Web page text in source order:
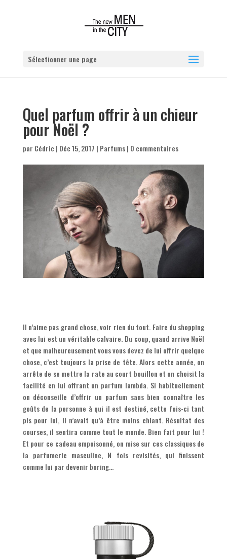
Sélectionner une page
Quel parfum offrir à un chieur
pour Noël ?
par Cédric | Déc 15, 2017 | Parfums| 0 commentaires
Il n’aime pas grand chose, voir rien du tout. Faire du shopping
avec lui est un véritable calvaire. Du coup, quand arrive Noël
et que malheureusement vous vous devez de lui offrir quelque
chose, c’est toujours la prise de tête. Alors cette année, on
arrête de se mettre la rate au court bouillon et on choisit la
facilité en lui offrant un parfum lambda. Si habituellement
on déconseille d’offrir un parfum sans bien connaître les
goûts de la personne à qui il est destiné, cette fois-ci tant
pis pour lui, il n’avait qu’à être moins chiant. Résultat des
courses, il sentira comme tout le monde. Bien fait pour lui !
Et pour ce cadeau empoisonné, on mise sur ces classiques de
la parfumerie masculine, N fois revisités, qui finissent
comme lui par devenir boring…